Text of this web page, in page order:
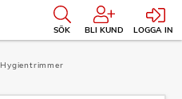
SÖK BLI KUND LOGGA IN
Hygientrimmer